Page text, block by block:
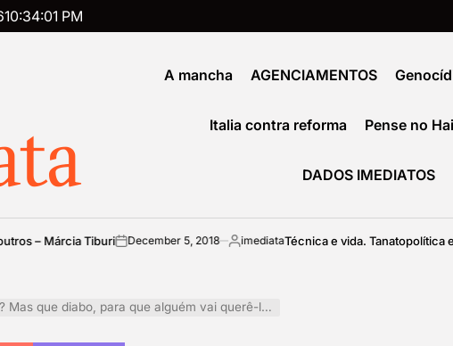
10:34:02 PM
A mancha AGENCIAMENTOS
Italia contra reforma Pense no
DADOS IMEDIATOS
TiburionDecember 5, 2018 Posted
imediataTécnica e vida. Tanatopolítica e
diabo, para que alguém vai querê-lo? por Gianni Tirelli